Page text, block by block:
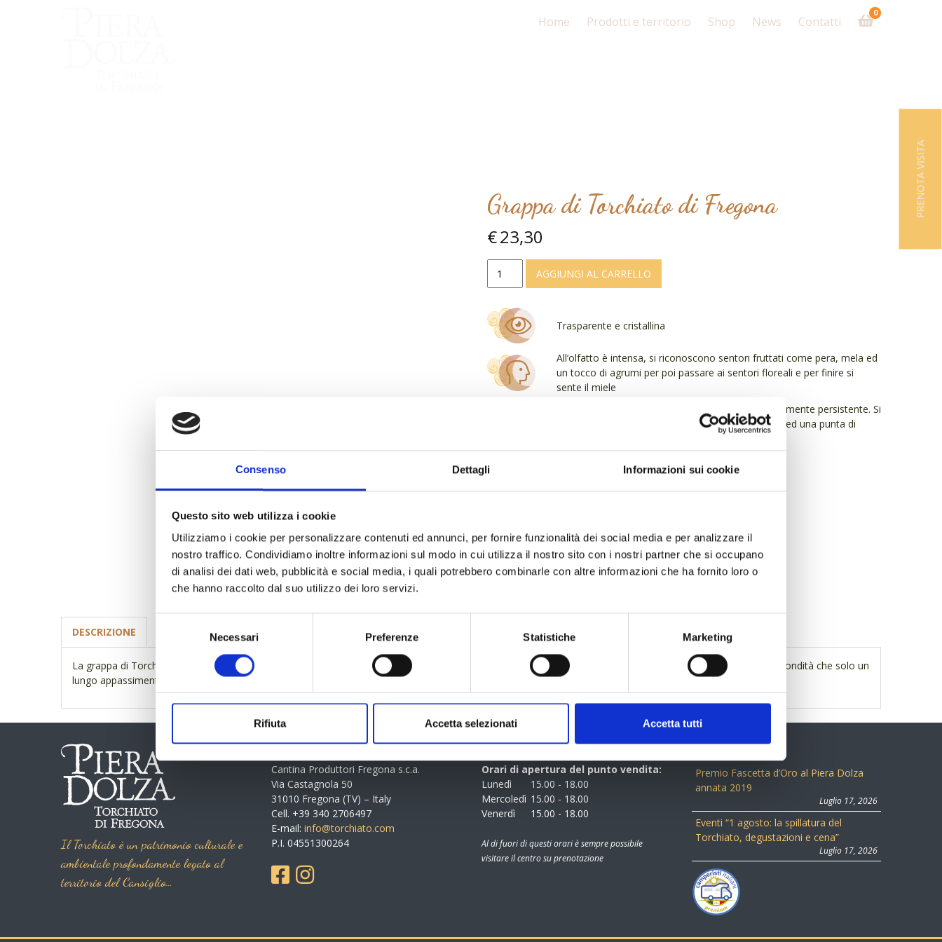
Consenso Dettagli Informazioni sui cookie
Questo sito web utilizza i cookie
Utilizziamo i cookie per personalizzare contenuti ed annunci, per fornire funzionalità dei social media e per analizzare il
nostro traffico. Condividiamo inoltre informazioni sul modo in cui utilizza il nostro sito con i nostri partner che si occupano
di analisi dei dati web, pubblicità e social media, i quali potrebbero combinarle con altre informazioni che ha fornito loro o
che hanno raccolto dal suo utilizzo dei loro servizi.
Necessari Preferenze Statistiche Marketing
Rifiuta Accetta selezionati Accetta tutti
Home Prodotti e territorio Shop News Contatti
0
Grappa di Torchiato di Fregona
€23,30
di
Fregona
quantità
AGGIUNGI AL CARRELLO
Trasparente e cristallina
All’olfatto è intensa, si riconoscono sentori fruttati come pera, mela ed
un tocco di agrumi per poi passare ai sentori floreali e per finire si
sente il miele
Al palato è molto morbida, fragrante, fine e decisamente persistente. Si
riscontra un mix di frutta, note di erbe aromatiche ed una punta di
Servizio: ambiente o fresca
Gradazione 40°
DESCRIZIONE
La grappa di Torchiato ottenuta dalle vinacce del Torchiato di Fregona i questo raro vino, nonostante sia secca esprime le caratteristiche di morbidezza e rotondità che solo un
lungo appassimento delle uve e quindi vinacce da cui è ottenuta possono dare.
PRENOTA VISITA
Il Torchiato è un patrimonio culturale e
ambientale profondamente legato al
territorio del Cansiglio…
INFORMAZIONI
Cantina Produttori Fregona s.c.a.
Via Castagnola 50
31010 Fregona (TV) – Italy
Cell. +39 340 2706497
E-mail: info@torchiato.com
P.I. 04551300264
ORARI APERTURA
Orari di apertura del punto vendita:
Lunedì
15.00 - 18.00
Mercoledì 15.00 - 18.00
Venerdì
15.00 - 18.00
Al di fuori di questi orari è sempre possibile
visitare il centro su prenotazione
ULTIME NEWS
Premio Fascetta d’Oro al Piera Dolza
annata 2019
Luglio 17, 2026
Eventi “1 agosto: la spillatura del
Torchiato, degustazioni e cena”
Luglio 17, 2026